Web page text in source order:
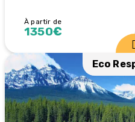
À partir de
1350€
Eco